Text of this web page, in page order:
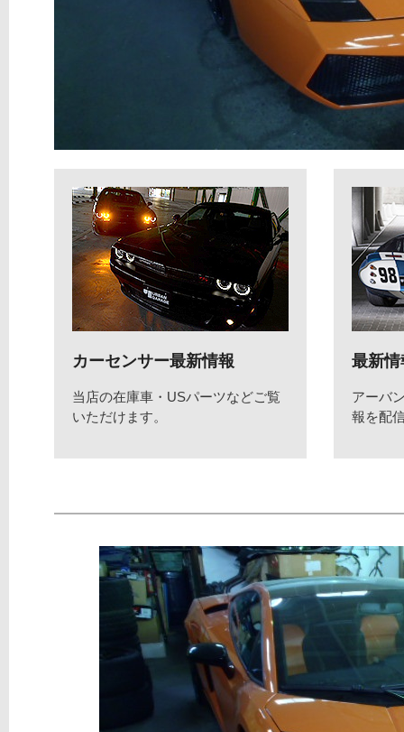
カーセンサー最新情報
当店の在庫車・USパーツなどご覧
いただけます。
最新情
アーバ
報を配